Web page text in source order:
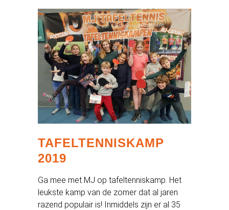
TAFELTENNISKAMP
2019
Ga mee met MJ op tafeltenniskamp. Het
leukste kamp van de zomer dat al jaren
razend populair is! Inmiddels zijn er al 35